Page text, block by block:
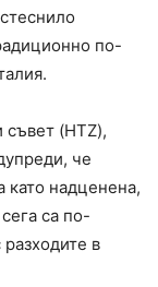
по-
съвет (HTZ),
че
като надценена,
са по-
в